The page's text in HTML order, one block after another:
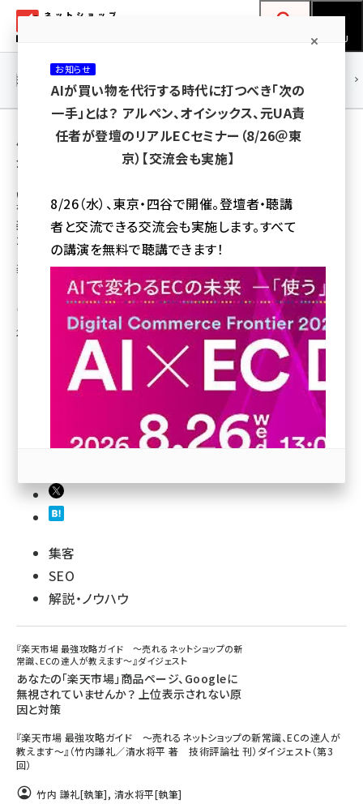
ン
ネットショップ担当者フォーラム
MENU
yahoo (1908)
楽天 (1877)
アスクル (1124)
base (1084)
ビィ・フォアード (784)
revico (745)
連載・特集 |
用語「楽天SEO」 が使われている記事の一覧
全 3 記事中 1 ～ 3 を表示中
いつも.のECコンサルタントが明かす、売り上げアップにつ
ながるEC最新情報
楽天市場のSEO対策はどうすればいい?
2017年に取り組むべき3つのポイント
楽天市場の検索アルゴリズムが安定しているため、「順位が固定化しやすい」
「順位を上げにくい」という課題も
株式会社いつも.
2017年2月27日 7:00
集客
SEO
解説・ノウハウ
『楽天市場 最強攻略ガイド ～売れるネットショップの新
常識、ECの達人が教えます～』ダイジェスト
あなたの「楽天市場」商品ページ、Googleに
無視されていませんか？ 上位表示されない原
因と対策
『楽天市場 最強攻略ガイド ～売れるネットショップの新常識、ECの達人が
教えます～』（竹内謙礼／清水将平 著 技術評論社 刊）ダイジェスト（第3
回）
竹内 謙礼[執筆], 清水将平[執筆]
お知らせ
AIが買い物を代行する時代に打つべき「次の
一手」とは？ アルペン、オイシックス、元UA責
任者が登壇のリアルECセミナー（8/26＠東
京）【交流会も実施】
8/26（水）、東京・四谷で開催。登壇者・聴講
者と交流できる交流会も実施します。すべて
の講演を無料で聴講できます！